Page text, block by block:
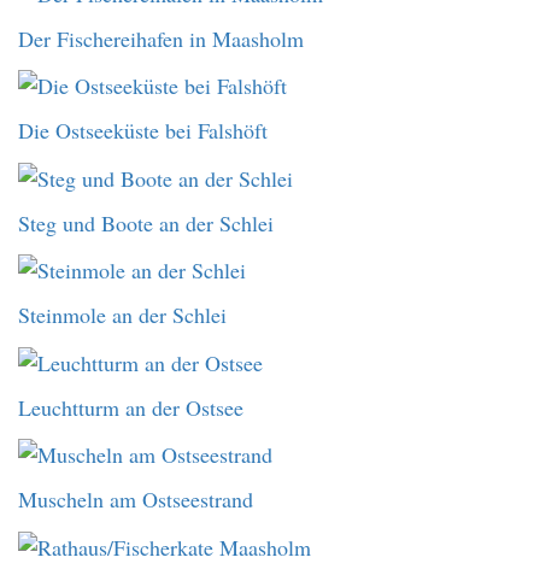
Der Fischereihafen in Maasholm
Die Ostseeküste bei Falshöft
Steg und Boote an der Schlei
Steinmole an der Schlei
Leuchtturm an der Ostsee
Muscheln am Ostseestrand